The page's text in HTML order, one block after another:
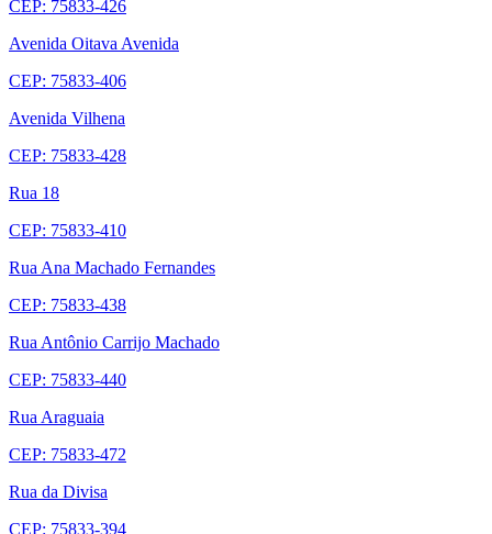
CEP: 75833-426
Avenida Oitava Avenida
CEP: 75833-406
Avenida Vilhena
CEP: 75833-428
Rua 18
CEP: 75833-410
Rua Ana Machado Fernandes
CEP: 75833-438
Rua Antônio Carrijo Machado
CEP: 75833-440
Rua Araguaia
CEP: 75833-472
Rua da Divisa
CEP: 75833-394